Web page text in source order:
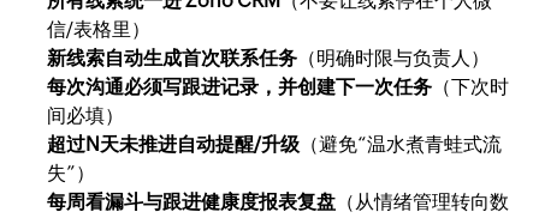
信/表格里）
新线索自动生成首次联系任务 （明确时限与负责人）
每次沟通必须写跟进记录，并创建下一次任务 （下次时
间必填）
超过N天未推进自动提醒/升级 （避免“温水煮青蛙式流
失”）
每周看漏斗与跟进健康度报表复盘 （从情绪管理转向数